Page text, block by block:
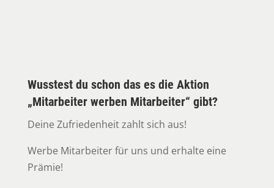
Wusstest du schon das es die Aktion
„Mitarbeiter werben Mitarbeiter“ gibt?
Deine Zufriedenheit zahlt sich aus!
Werbe Mitarbeiter für uns und erhalte eine
Prämie!